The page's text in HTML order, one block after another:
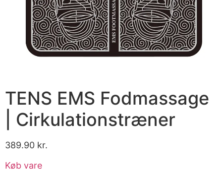
TENS EMS Fodmassage
| Cirkulationstræner
389.90 kr.
Køb vare